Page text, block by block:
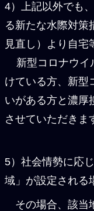
4）上記以外でも
る新たな水際対策
見直し）より自宅
新型コロナウイ
けている方、新型
いがある方と濃厚
させていただきま
5）社会情勢に応
域」が設定される
その場合、該当